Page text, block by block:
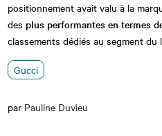
positionnement avait valu à la
des plus performantes en termes
classements dédiés au segment du
Gucci
par Pauline Duvieu